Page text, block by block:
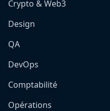
Crypto & Web3
Design
QA
DevOps
Comptabilité
Opérations